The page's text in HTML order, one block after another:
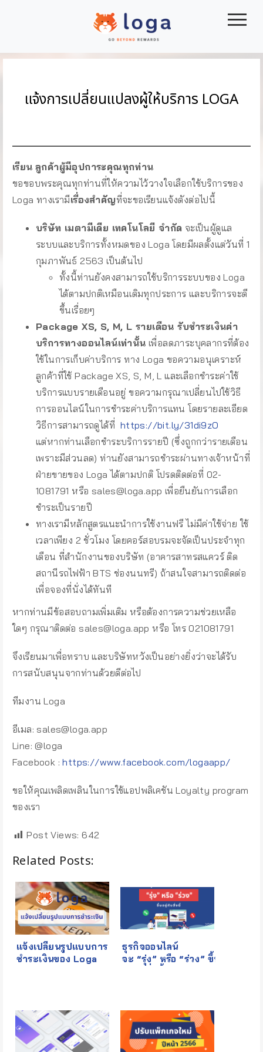
|||
แจ้งการเปลี่ยนแปลงผู้ให้บริการ LOGA
เรียน ลูกค้าผู้มีอุปการะคุณทุกท่าน
ขอขอบพระคุณทุกท่านที่ให้ความไว้วางใจเลือกใช้บริการของ
Loga ทางเรามีเรื่องสำคัญที่จะขอเรียนแจ้งดังต่อไปนี้
บริษัท เมตามีเดีย เทคโนโลยี จำกัด จะเป็นผู้ดูแล
ระบบและบริการทั้งหมดของ Loga โดยมีผลตั้งแต่วันที่ 1
กุมภาพันธ์ 2563 เป็นต้นไป
ทั้งนี้ท่านยังคงสามารถใช้บริการระบบของ Loga
ได้ตามปกติเหมือนเดิมทุกประการ และบริการจะดี
ขึ้นเรื่อยๆ
Package XS, S, M, L รายเดือน รับชำระเงินค่า
บริการทางออนไลน์เท่านั้น เพื่อลดภาระบุคลากรที่ต้อง
ใช้ในการเก็บค่าบริการ ทาง Loga ขอความอนุเคราะห์
ลูกค้าที่ใช้ Package XS, S, M, L และเลือกชำระค่าใช้
บริการแบบรายเดือนอยู่ ขอความกรุณาเปลี่ยนไปใช้วิธี
การออนไลน์ในการชำระค่าบริการแทน โดยรายละเอียด
วิธีการสามารถดูได้ที่ https://bit.ly/31di9zO
แต่หากท่านเลือกชำระบริการรายปี (ซึ่งถูกกว่ารายเดือน
เพราะมีส่วนลด) ท่านยังสามารถชำระผ่านทางเจ้าหน้าที่
ฝ่ายขายของ Loga ได้ตามปกติ โปรดติดต่อที่ 02-
1081791 หรือ sales@loga.app เพื่อยืนยันการเลือก
ชำระเป็นรายปี
ทางเรามีหลักสูตรแนะนำการใช้งานฟรี ไม่มีค่าใช้จ่าย ใช้
เวลาเพียง 2 ชั่วโมง โดยคอร์สอบรมจะจัดเป็นประจำทุก
เดือน ที่สำนักงานของบริษัท (อาคารสาทรสแควร์ ติด
สถานีรถไฟฟ้า BTS ช่องนนทรี) ถ้าสนใจสามารถติดต่อ
เพื่อจองที่นั่งได้ทันที
หากท่านมีข้อสอบถามเพิ่มเติม หรือต้องการความช่วยเหลือ
ใดๆ กรุณาติดต่อ sales@loga.app หรือ โทร 021081791
จึงเรียนมาเพื่อทราบ และบริษัทหวังเป็นอย่างยิ่งว่าจะได้รับ
การสนับสนุนจากท่านด้วยดีต่อไป
ทีมงาน Loga
อีเมล: sales@loga.app
Line: @loga
Facebook :https://www.facebook.com/logaapp/
ขอให้คุณเพลิดเพลินในการใช้แอปพลิเคชัน Loyalty program
ของเรา
Post Views: 642
Related Posts:
แจ้งเปลี่ยนรูปแบบการ
ชำระเงินของ Loga
ธุรกิจออนไลน์
จะ “รุ่ง” หรือ “ร่วง” ขึ้น